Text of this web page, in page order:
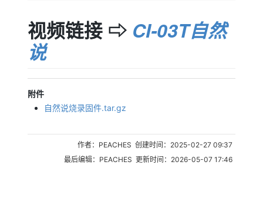
视频链接 ⇨ CI-03T自然
说
附件
自然说烧录固件.tar.gz
作者：PEACHES 创建时间：2025-02-27 09:37
最后编辑：PEACHES 更新时间：2026-05-07 17:46